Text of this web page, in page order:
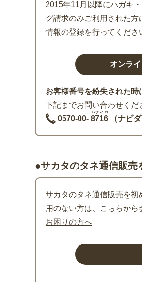
2015年11月以降にハガキ
グ請求のみご利用された
情報の登録を行ってくださ
お客様番号を紛失された時
下記までお問い合わせくだ
0570-00- 8716
ハナイロ
（ナビ
●サカタのタネ通信販売
サカタのタネ通信販売を初
用のない方は、こちらから
お困りの方へ